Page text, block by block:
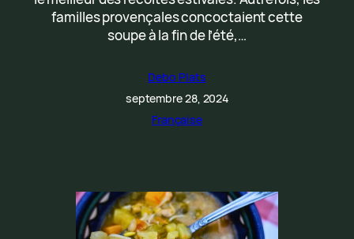
familles provençales concoctaient cette
soupe à la fin de l’été,…
Debo Plats
septembre 28, 2024
Française